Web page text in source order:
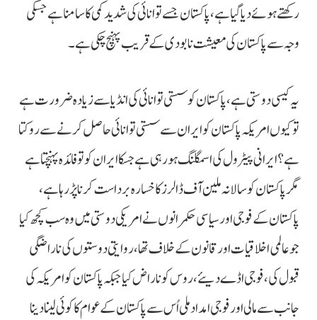
رکھتے ہوئے دیا گیاہے، پاکستان جسے توانائی کی شدید کمی کا سامنا ہے جسکی
وجہ سے پاکستان کی معیشت نابودی کے قریب پہنچ چکی ہے ۔
یہ کیسی دوستی ہے، پاکستان کو سستی توانائی کی انڈیا سے زیادہ ضرورت ہے
تو کیوں امریکہ پاکستان کو ایران سے سستی توانائی حاصل کرنے سے روکتا
ہے؟ ایرانی پیٹرول کی اسمگلنگ ہورہی ہے جسکا ایران کو تو فائدہ پہنچتا ہے
مگر پاکستان کو سالانہ ملین آف ڈالرز کا خسارہ برداست کرنا پڑ رہا ہے،
پاکستان کے فوجی اور سیاسی حکمرانوں نے امریکی دوستی میں وہ سب کچھ کیا
جو عالمی اخلاقیات اور قانون کے خلاف تھا،روایتی دوستوں کی ناراضگی
قبول کی، فوجی اڈے دیئے، روس کو ناراض کیا جبکہ پاکستان کو امریکہ کی
جانب سے مالی اور فوجی امداد ملی اُس سے پاکستان کے عوام کا کوئی لینا دینا